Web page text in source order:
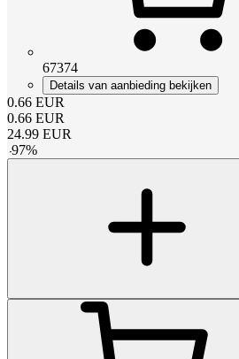
67374
Details van aanbieding bekijken
0.66 EUR
0.66 EUR
24.99 EUR
-97%